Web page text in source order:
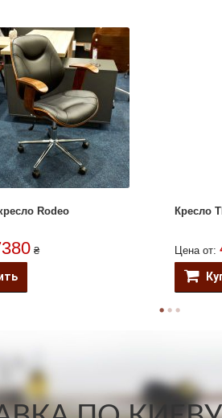
Rodeo
₴
Кресло
Цена от: